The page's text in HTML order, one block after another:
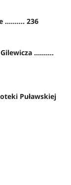
.......... 236
..........
Puławskiej